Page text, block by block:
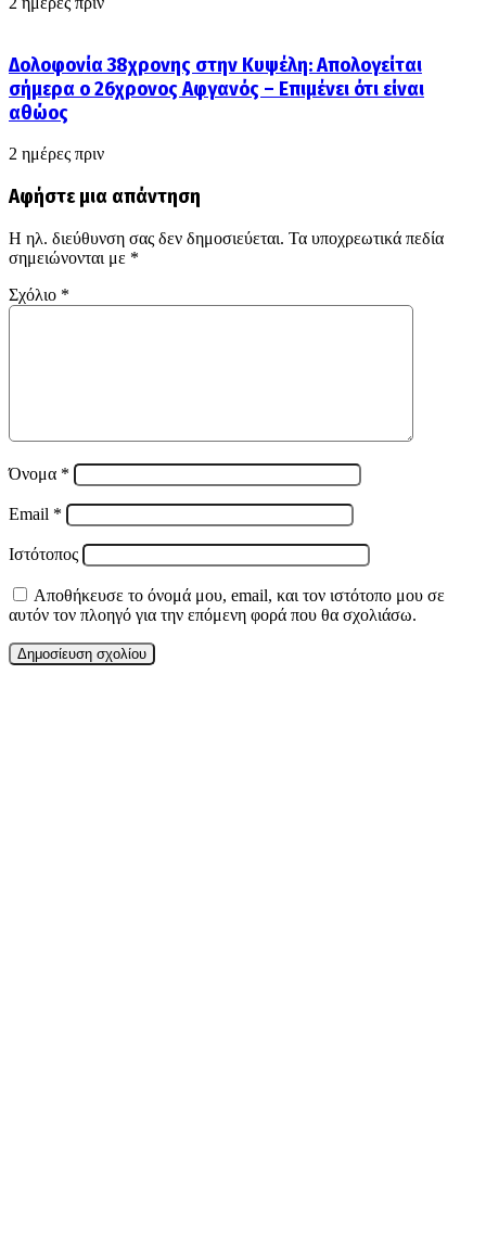
Δολοφονία 38χρονης στην Κυψέλη: Απολογείται
σήμερα ο 26χρονος Αφγανός – Επιμένει ότι είναι
αθώος
2 ημέρες πριν
Αφήστε μια απάντηση
Η ηλ. διεύθυνση σας δεν δημοσιεύεται. Τα υποχρεωτικά πεδία
σημειώνονται με *
Σχόλιο *
Όνομα *
Email *
Ιστότοπος
Αποθήκευσε το όνομά μου, email, και τον ιστότοπο μου σε
αυτόν τον πλοηγό για την επόμενη φορά που θα σχολιάσω.